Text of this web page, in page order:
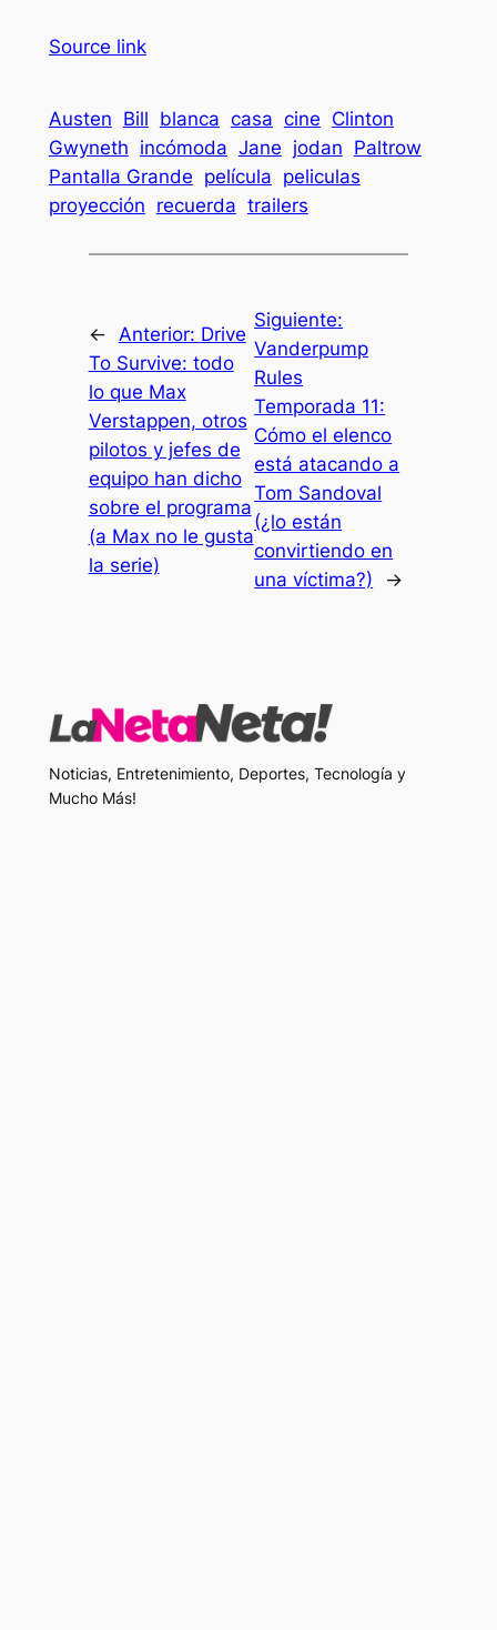
Source link
Austen Bill blanca casa cine Clinton
Gwyneth incómoda Jane jodan Paltrow
Pantalla Grande película peliculas
proyección recuerda trailers
← Anterior: Drive
To Survive: todo
lo que Max
Verstappen, otros
pilotos y jefes de
equipo han dicho
sobre el programa
(a Max no le gusta
la serie)
Siguiente:
Vanderpump
Rules
Temporada 11:
Cómo el elenco
está atacando a
Tom Sandoval
(¿lo están
convirtiendo en
una víctima?)
→
Noticias, Entretenimiento, Deportes, Tecnología y
Mucho Más!